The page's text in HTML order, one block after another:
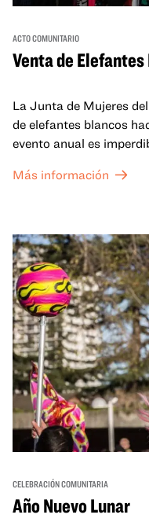
ACTO COMUNITARIO
Venta de
La Junta de Mujeres
de elefantes blancos
evento anual es
Más información
CELEBRACIÓN COMUNITARIA
Año Nuevo Lunar